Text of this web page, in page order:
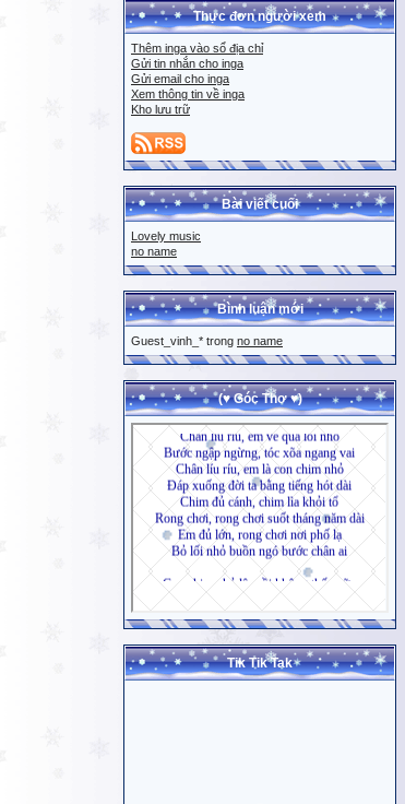
Thực đơn người xem
Thêm inga vào sổ địa chỉ
Gửi tin nhắn cho inga
Gửi email cho inga
Xem thông tin về inga
Kho lưu trữ
Bài viết cuối
Lovely music
no name
Bình luận mới
Guest_vinh_* trong no name
(♥ Góc Thơ ♥)
Tik Tik Tak